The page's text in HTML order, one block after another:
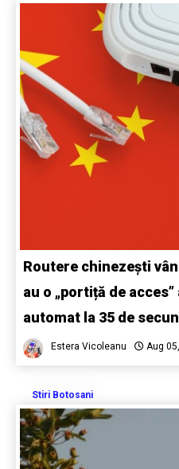
Routere chinezești
au o „portiță de
automat la 35 de
Estera Vicoleanu Aug
Stiri Botosani